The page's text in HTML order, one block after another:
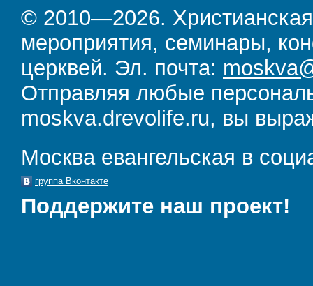
© 2010—2026.
мероприятия, семинары,
церквей. Эл. почта:
Отправляя любые
moskva.drevolife.ru, вы
Москва евангельская в
группа Вконтакте
Поддержите наш проект!